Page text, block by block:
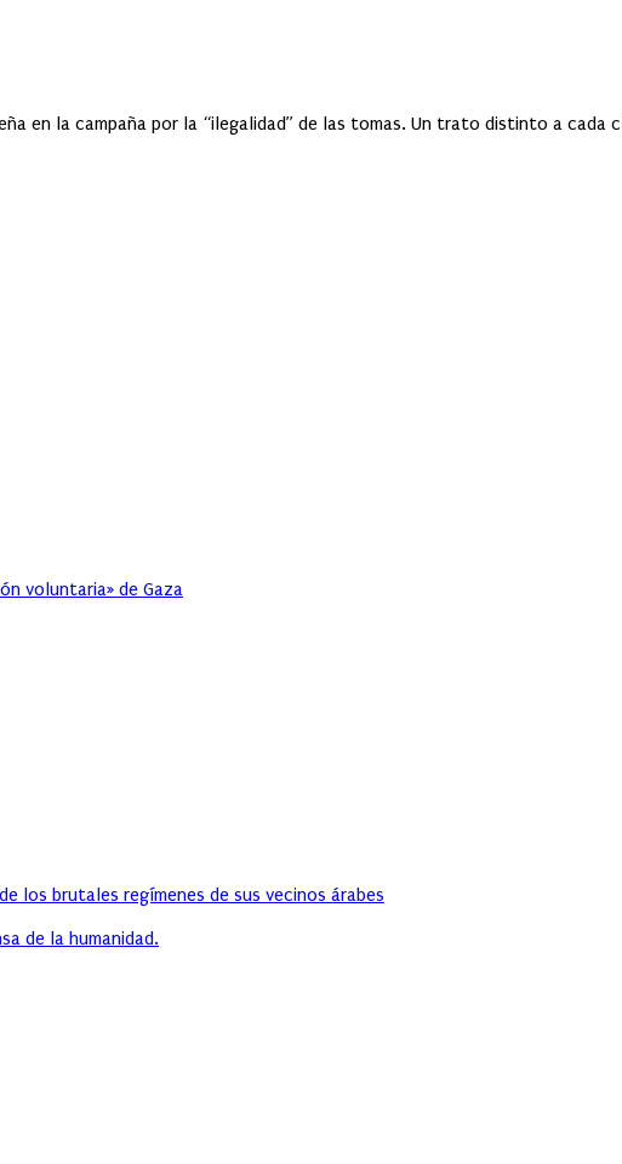
en la campaña por la “ilegalidad” de las tomas. Un trato distinto a cada
voluntaria» de Gaza
los brutales regímenes de sus vecinos árabes
de la humanidad.